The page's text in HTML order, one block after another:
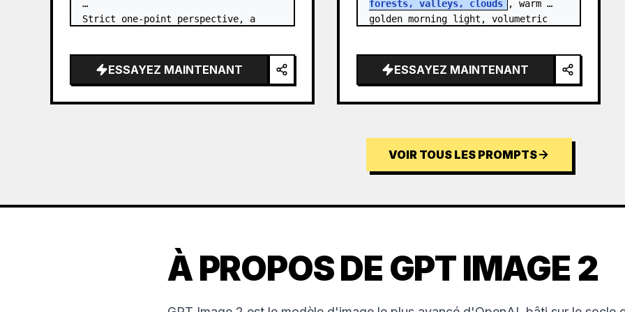
Strict one-point perspective, a
the sea of clouds from the bottom…
ESSAYEZ MAINTENANT
forests, valleys, clouds
, warm
golden morning light, volumetric
ESSAYEZ MAINTENANT
VOIR TOUS LES PROMPTS
À PROPOS DE GPT IMAGE 2